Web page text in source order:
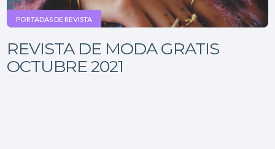
PORTADAS DE REVISTA
REVISTA DE MODA GRATIS
OCTUBRE 2021